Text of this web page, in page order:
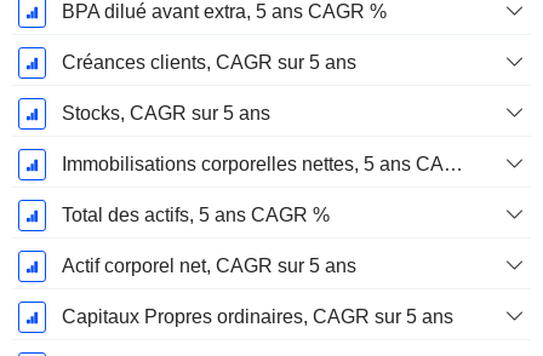
BPA dilué avant extra, 5 ans CAGR %
Créances clients, CAGR sur 5 ans
Stocks, CAGR sur 5 ans
Immobilisations corporelles nettes, 5 ans CAGR %
Total des actifs, 5 ans CAGR %
Actif corporel net, CAGR sur 5 ans
Capitaux Propres ordinaires, CAGR sur 5 ans